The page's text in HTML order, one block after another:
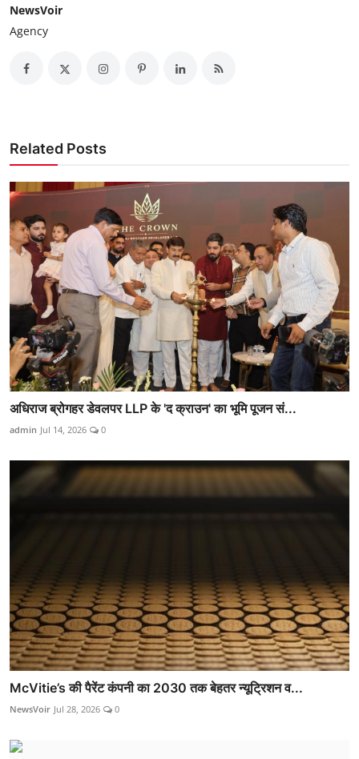
NewsVoir
Agency
Related Posts
अधिराज ब्रोगहर डेवलपर LLP के 'द क्राउन' का भूमि पूजन सं...
admin Jul 14, 2026 0
McVitie’s की पैरेंट कंपनी का 2030 तक बेहतर न्यूट्रिशन व...
NewsVoir Jul 28, 2026 0